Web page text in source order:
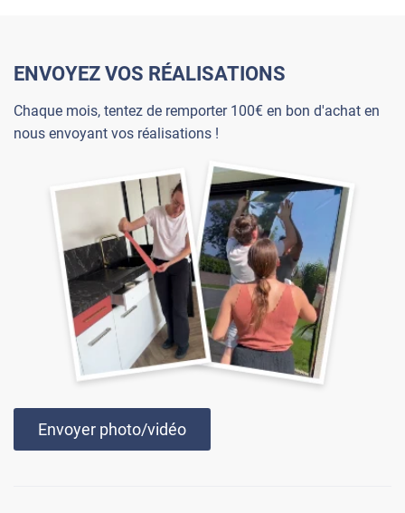
ENVOYEZ VOS RÉALISATIONS
Chaque mois, tentez de remporter 100€ en bon d'achat en
nous envoyant vos réalisations !
Envoyer photo/vidéo